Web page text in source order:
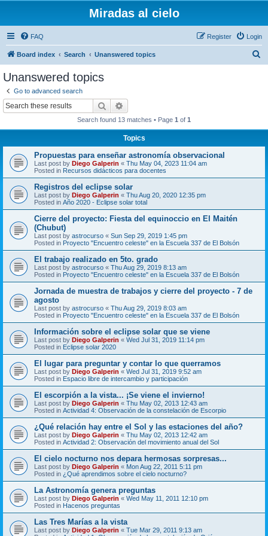
Miradas al cielo
FAQ Login
Register
Board index Search Unanswered topics
Unanswered topics
Go to advanced search
Search
Search found 13 matches • Page 1 of 1
Topics
Propuestas para enseñar astronomía observacional
Last post by Diego Galperin « Thu May 04, 2023 11:04 am
Posted in Recursos didácticos para docentes
Registros del eclipse solar
Last post by Diego Galperin « Thu Aug 20, 2020 12:35 pm
Posted in Año 2020 - Eclipse solar total
Cierre del proyecto: Fiesta del equinoccio en El Maitén
(Chubut)
Last post by astrocurso « Sun Sep 29, 2019 1:45 pm
Posted in Proyecto "Encuentro celeste" en la Escuela 337 de El Bolsón
El trabajo realizado en 5to. grado
Last post by astrocurso « Thu Aug 29, 2019 8:13 am
Posted in Proyecto "Encuentro celeste" en la Escuela 337 de El Bolsón
Jornada de muestra de trabajos y cierre del proyecto - 7 de
agosto
Last post by astrocurso « Thu Aug 29, 2019 8:03 am
Posted in Proyecto "Encuentro celeste" en la Escuela 337 de El Bolsón
Información sobre el eclipse solar que se viene
Last post by Diego Galperin « Wed Jul 31, 2019 11:14 pm
Posted in Eclipse solar 2020
El lugar para preguntar y contar lo que querramos
Last post by Diego Galperin « Wed Jul 31, 2019 9:52 am
Posted in Espacio libre de intercambio y participación
El escorpión a la vista... ¡Se viene el invierno!
Last post by Diego Galperin « Thu May 02, 2013 12:43 am
Posted in Actividad 4: Observación de la constelación de Escorpio
¿Qué relación hay entre el Sol y las estaciones del año?
Last post by Diego Galperin « Thu May 02, 2013 12:42 am
Posted in Actividad 2: Observación del movimiento anual del Sol
El cielo nocturno nos depara hermosas sorpresas...
Last post by Diego Galperin « Mon Aug 22, 2011 5:11 pm
Posted in ¿Qué aprendimos sobre el cielo nocturno?
La Astronomía genera preguntas
Last post by Diego Galperin « Wed May 11, 2011 12:10 pm
Posted in Hacenos preguntas
Las Tres Marías a la vista
Last post by Diego Galperin « Tue Mar 29, 2011 9:13 am